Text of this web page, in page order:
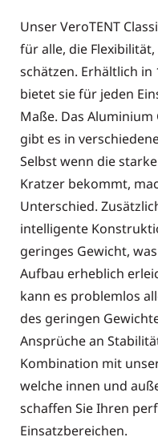
Unser VeroTENT
für alle, die
schätzen. Erhältlich
bietet sie für jeden
Maße. Das
gibt es in
Selbst wenn die
Kratzer bekommt,
Unterschied.
intelligente
geringes Gewicht,
Aufbau erheblich
kann es problemlos
des geringen
Ansprüche an
Kombination mit
welche innen und
schaffen Sie Ihren
Einsatzbereichen.